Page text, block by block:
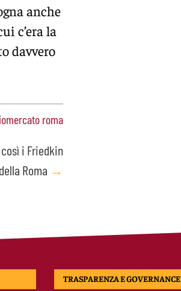
anche
c’era la
davvero
roma
i Friedkin
Roma →
TRASPARENZA E GOVERNANCE